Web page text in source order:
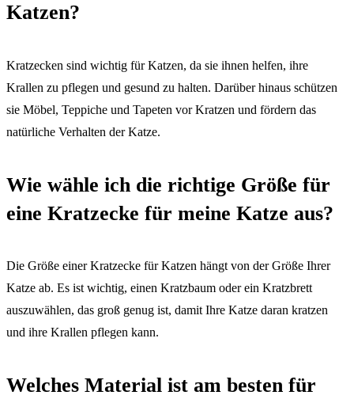
Katzen?
Kratzecken sind wichtig für Katzen, da sie ihnen helfen, ihre
Krallen zu pflegen und gesund zu halten. Darüber hinaus schützen
sie Möbel, Teppiche und Tapeten vor Kratzen und fördern das
natürliche Verhalten der Katze.
Wie wähle ich die richtige Größe für
eine Kratzecke für meine Katze aus?
Die Größe einer Kratzecke für Katzen hängt von der Größe Ihrer
Katze ab. Es ist wichtig, einen Kratzbaum oder ein Kratzbrett
auszuwählen, das groß genug ist, damit Ihre Katze daran kratzen
und ihre Krallen pflegen kann.
Welches Material ist am besten für